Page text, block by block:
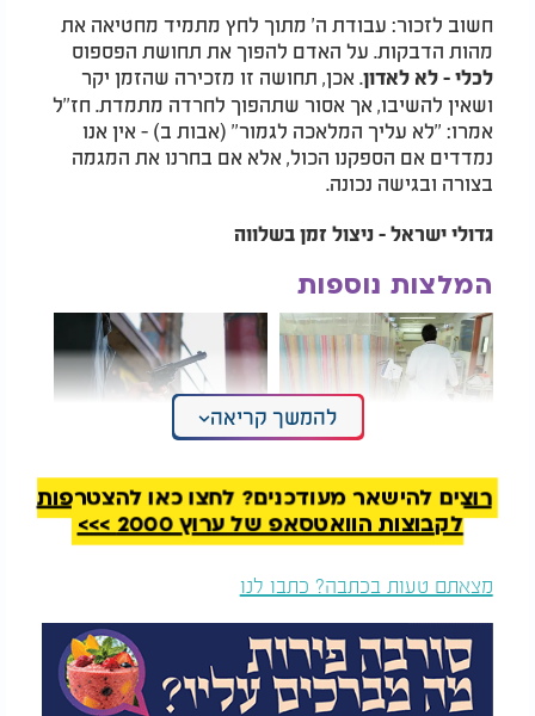
חשוב לזכור: עבודת ה' מתוך לחץ מתמיד מחטיאה את
מהות הדבקות. על האדם להפוך את תחושת הפספוס
לכלי - לא לאדון. אכן, תחושה זו מזכירה שהזמן יקר
ושאין להשיבו, אך אסור שתהפוך לחרדה מתמדת. חז''ל
אמרו: ''לא עליך המלאכה לגמור'' (אבות ב) - אין אנו
נמדדים אם הספקנו הכול, אלא אם בחרנו את המגמה
בצורה ובגישה נכונה.
גדולי ישראל - ניצול זמן בשלווה
המלצות נוספות
מרגש: יצא לפגישה עם
אשתו חולת אלצהיימר
"היא לא יודעת מי אני"
מעל הראש יש
מקטרגים: איך נפטרים
מהם ומביאים ישועות?
גם הסיפורים על גדולי ישראל, שהיו מדקדקים בכל רגע,
מלמדים שהם פעלו מתוך רוגע ושלווה. ניצול הזמן לא
פגע בנפשם, אלא להפך - מפני שהיו מרוכזים בהווה,
מנצלים את זמן ההווה, לא השוו את עצמם לאחרים, ולא
חיו בעבר או בעתיד. שלוות הנפש שלהם היא שהביאה
לניצול הזמן האמיתי.
להמשך קריאה
רוצים להישאר מעודכנים? לחצו כאן להצטרפות
לקבוצות הוואטסאפ של ערוץ 2000 >>>
מצאתם טעות בכתבה? כתבו לנו